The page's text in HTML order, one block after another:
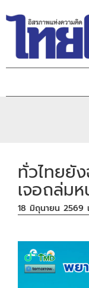
ทั่วไทยยั
เจอถล่ม
18 มิถุนายน 2569